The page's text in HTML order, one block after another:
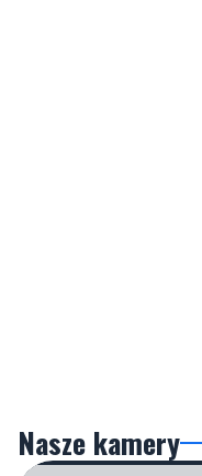
Nasze kamery